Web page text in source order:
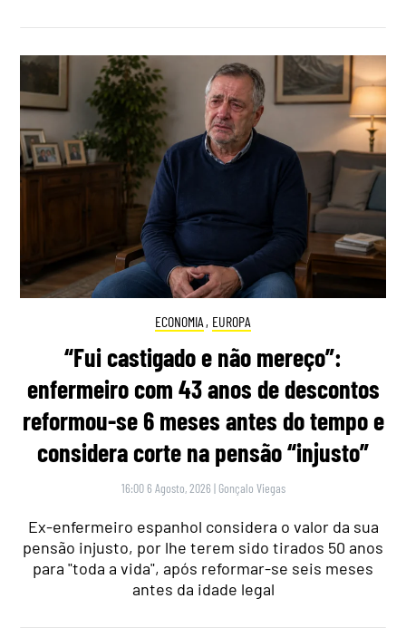
ECONOMIA , EUROPA
“Fui castigado e não mereço”:
enfermeiro com 43 anos de descontos
reformou-se 6 meses antes do tempo e
considera corte na pensão “injusto”
16:00 6 Agosto, 2026 | Gonçalo Viegas
Ex-enfermeiro espanhol considera o valor da sua
pensão injusto, por lhe terem sido tirados 50 anos
para "toda a vida", após reformar-se seis meses
antes da idade legal